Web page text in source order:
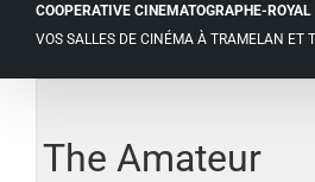
COOPERATIVE CINEMATOGRAPHE-ROYAL
VOS SALLES DE CINÉMA À TRAMELAN ET
agrandie
The Amateur